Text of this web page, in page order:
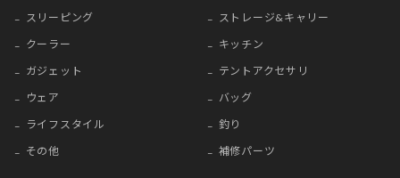
スリーピング
ストレージ&キャリー
クーラー
キッチン
ガジェット
テントアクセサリ
ウェア
バッグ
ライフスタイル
釣り
その他
補修パーツ